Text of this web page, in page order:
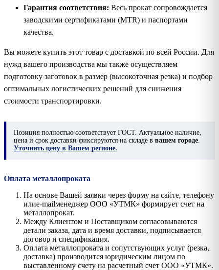
Гарантия соответствия: Весь прокат сопровождается
заводскими сертификатами (MTR) и паспортами
качества.
Вы можете купить этот товар с доставкой по всей России. Для
нужд вашего производства мы также осуществляем
подготовку заготовок в размер (высокоточная резка) и подбор
оптимальных логистических решений для снижения
стоимости транспортировки.
Позиция полностью соответствует ГОСТ. Актуальное наличие,
цена и срок доставки фиксируются на складе в вашем городе
Уточнить цену в Вашем регионе.
Оплата металлопроката
На основе Вашей заявки через форму на сайте, телефону
илиe-mailменеджер ООО «УТМК» формирует счет на
металлопрокат.
Между Клиентом и Поставщиком согласовываются
детали заказа, дата и время доставки, подписывается
договор и спецификация.
Оплата металлопроката и сопутствующих услуг (резка,
доставка) производится юридическим лицом по
выставленному счету на расчетный счет ООО «УТМК».